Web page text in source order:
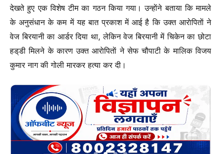
देखते हुए एक विशेष टीम का गठन किया गया। उन्हाेंने बताया कि मामले
के अनुसंधान के कम में यह बात प्रकाश में आई है कि उक्त आराेपिताें ने
वेज बिरयानी का आर्डर दिया था, लेकिन वेज बिरयानी में चिकेन का छोटा
हड्‌डी मिलने के कारण उक्त आराेपिताें ने सेफ चौपाटी के मालिक विजय
कुमार नाग की गोली मारकर हत्या कर दी।